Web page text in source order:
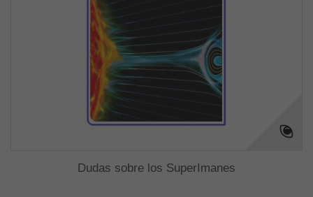
Dudas sobre los SuperImanes